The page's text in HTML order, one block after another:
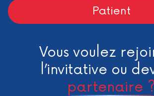
Patient
Vous voulez
l’invitative ou
partenaire